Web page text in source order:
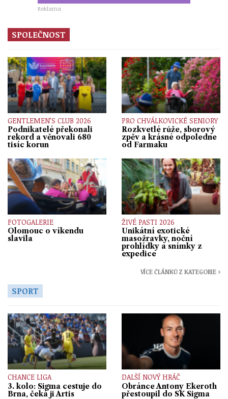
Reklama
SPOLEČNOST
GENTLEMEN’S CLUB 2026
Podnikatelé překonali
rekord a věnovali 680
tisíc korun
PRO CHVÁLKOVICKÉ SENIORY
Rozkvetlé růže, sborový
zpěv a krásné odpoledne
od Farmaku
FOTOGALERIE
Olomouc o víkendu
slavila
ŽIVÉ PASTI 2026
Unikátní exotické
masožravky, noční
prohlídky a snímky z
expedice
VÍCE ČLÁNKŮ Z KATEGORIE ›
SPORT
CHANCE LIGA
3. kolo: Sigma cestuje do
Brna, čeká ji Artis
DALŠÍ NOVÝ HRÁČ
Obránce Antony Ekeroth
přestoupil do SK Sigma